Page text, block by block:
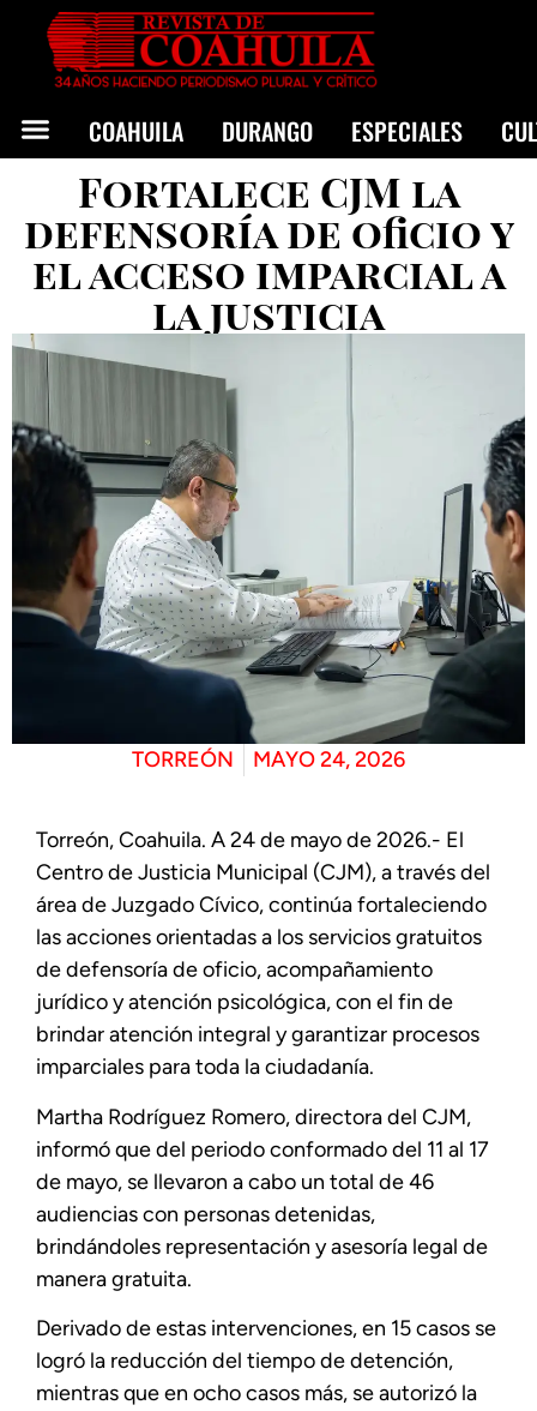
COAHUILA DURANGO ESPECIALES
Fortalece CJM la
defensoría de oficio y
el acceso imparcial a
la justicia
TORREÓN MAYO 24, 2026
Torreón, Coahuila. A 24 de mayo de 2026.- El
Centro de Justicia Municipal (CJM), a través del
área de Juzgado Cívico, continúa fortaleciendo
las acciones orientadas a los servicios gratuitos
de defensoría de oficio, acompañamiento
jurídico y atención psicológica, con el fin de
brindar atención integral y garantizar procesos
imparciales para toda la ciudadanía.
Martha Rodríguez Romero, directora del CJM,
informó que del periodo conformado del 11 al 17
de mayo, se llevaron a cabo un total de 46
audiencias con personas detenidas,
brindándoles representación y asesoría legal de
manera gratuita.
Derivado de estas intervenciones, en 15 casos se
logró la reducción del tiempo de detención,
mientras que en ocho casos más, se autorizó la